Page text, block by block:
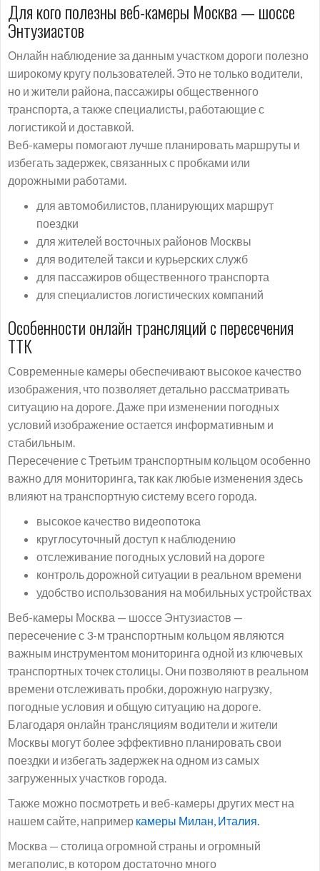
Для кого полезны веб-камеры Москва — шоссе
Энтузиастов
Онлайн наблюдение за данным участком дороги полезно
широкому кругу пользователей. Это не только водители,
но и жители района, пассажиры общественного
транспорта, а также специалисты, работающие с
логистикой и доставкой.
Веб-камеры помогают лучше планировать маршруты и
избегать задержек, связанных с пробками или
дорожными работами.
для автомобилистов, планирующих маршрут
поездки
для жителей восточных районов Москвы
для водителей такси и курьерских служб
для пассажиров общественного транспорта
для специалистов логистических компаний
Особенности онлайн трансляций с пересечения
ТТК
Современные камеры обеспечивают высокое качество
изображения, что позволяет детально рассматривать
ситуацию на дороге. Даже при изменении погодных
условий изображение остается информативным и
стабильным.
Пересечение с Третьим транспортным кольцом особенно
важно для мониторинга, так как любые изменения здесь
влияют на транспортную систему всего города.
высокое качество видеопотока
круглосуточный доступ к наблюдению
отслеживание погодных условий на дороге
контроль дорожной ситуации в реальном времени
удобство использования на мобильных устройствах
Веб-камеры Москва — шоссе Энтузиастов —
пересечение с 3-м транспортным кольцом являются
важным инструментом мониторинга одной из ключевых
транспортных точек столицы. Они позволяют в реальном
времени отслеживать пробки, дорожную нагрузку,
погодные условия и общую ситуацию на дороге.
Благодаря онлайн трансляциям водители и жители
Москвы могут более эффективно планировать свои
поездки и избегать задержек на одном из самых
загруженных участков города.
Также можно посмотреть и веб-камеры других мест на
нашем сайте, например камеры Милан, Италия.
Москва — столица огромной страны и огромный
мегаполис, в котором достаточно много